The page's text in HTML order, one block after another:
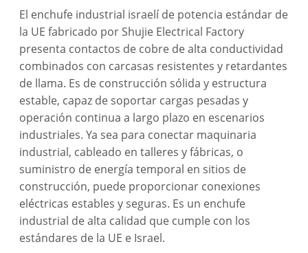
El enchufe industrial israelí de potencia estándar de
la UE fabricado por Shujie Electrical Factory
presenta contactos de cobre de alta conductividad
combinados con carcasas resistentes y retardantes
de llama. Es de construcción sólida y estructura
estable, capaz de soportar cargas pesadas y
operación continua a largo plazo en escenarios
industriales. Ya sea para conectar maquinaria
industrial, cableado en talleres y fábricas, o
suministro de energía temporal en sitios de
construcción, puede proporcionar conexiones
eléctricas estables y seguras. Es un enchufe
industrial de alta calidad que cumple con los
estándares de la UE e Israel.